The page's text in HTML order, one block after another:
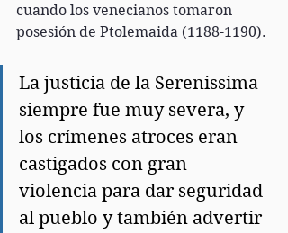
cuando los venecianos tomaron
posesión de Ptolemaida (1188-1190).
La justicia de la Serenissima
siempre fue muy severa, y
los crímenes atroces eran
castigados con gran
violencia para dar seguridad
al pueblo y también advertir